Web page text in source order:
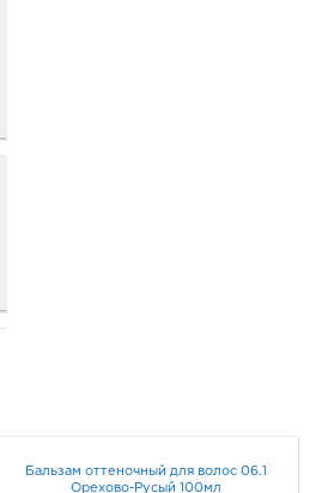
Бальзам оттеночный для волос 06.1
Орехово-Русый 100мл